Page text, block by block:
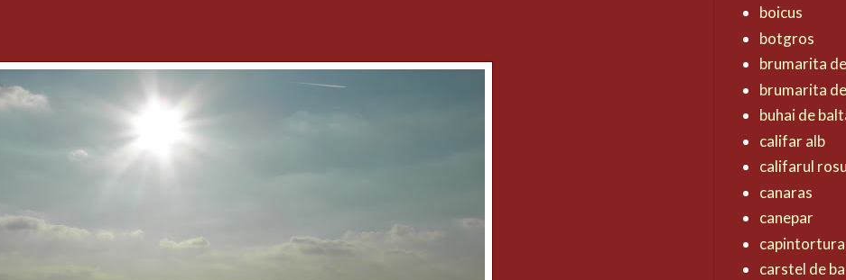
boicus
botgros
brumarita
brumarita
buhai de
califar alb
califarul
canaras
canepar
capintortura
carstel de